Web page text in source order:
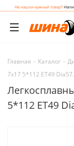
Главная - Каталог -
7x17 5*112 ET49
5*112 ET49